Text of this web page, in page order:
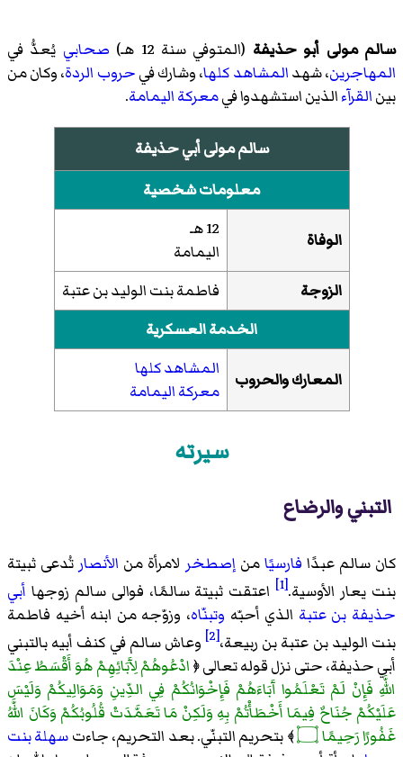
سالم مولى أبو حذيفة (المتوفي سنة 12 هـ) صحابي يُعدُّ في
المهاجرين، شهدالمشاهد كلها، وشارك فيحروب الردة، وكان من
بينالقرآءالذين استشهدوا فيمعركة اليمامة.
سالم مولى أبي حذيفة
معلومات شخصية
الوفاة
12 هـ
اليمامة
الزوجة
فاطمة بنت الوليد بن عتبة
الخدمة العسكرية
المعارك والحروب
المشاهد كلها
معركة اليمامة
سيرته
التبني والرضاع
كان سالم عبدًا فارسيًامنإصطخر لامرأة من الأنصار تُدعى ثبيتة
بنت يعار الأوسية.[1] اعتقت ثبيتة سالمًا، فوالى سالم زوجها أبي
حذيفة بن عتبة الذي أحبّه وتبنّاه، وزوّجه من ابنه أخيه فاطمة
بنت الوليد بن عتبة بن ربيعة،[2]
وعاش سالم في كنف أبيه بالتبني
أبي حذيفة، حتى نزل قوله تعالى ﴿ادْعُوهُمْ لِآَبَائِهِمْ هُوَ أَقْسَطُ عِنْدَ
اللَّهِ فَإِنْ لَمْ تَعْلَمُوا آَبَاءَهُمْ فَإِخْوَانُكُمْ فِي الدِّينِ وَمَوَالِيكُمْ وَلَيْسَ
عَلَيْكُمْ جُنَاحٌ فِيمَا أَخْطَأْتُمْ بِهِ وَلَكِنْ مَا تَعَمَّدَتْ قُلُوبُكُمْ وَكَانَ اللَّهُ
غَفُورًا رَحِيمًا ۝
﴾ بتحريم التبنّي. بعد التحريم، جاءتسهلة بنت